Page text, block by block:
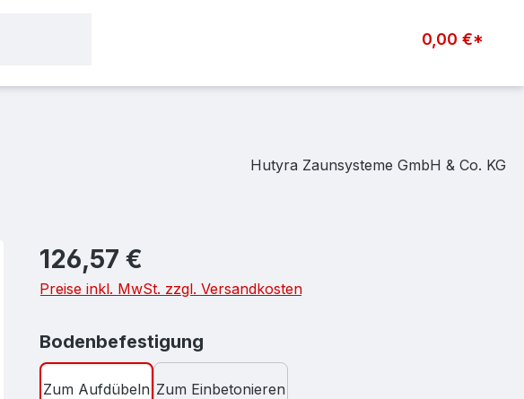
0,00 €*
Hutyra Zaunsysteme GmbH & Co. KG
Regulärer Preis:
126,57 €
Preise inkl. MwSt. zzgl. Versandkosten
Bodenbefestigung
Zum Aufdübeln Zum Einbetonieren